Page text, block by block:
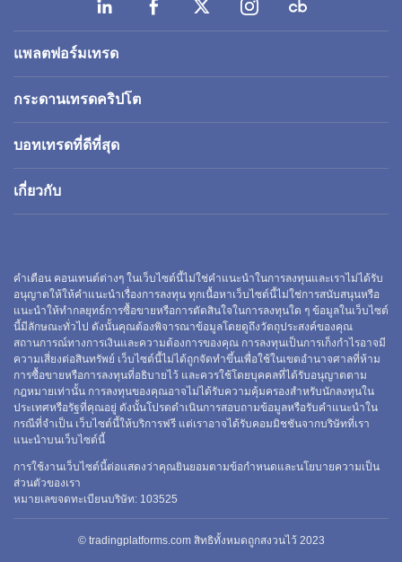
แพลตฟอร์มเทรด
กระดานเทรดคริปโต
บอทเทรดที่ดีที่สุด
เกี่ยวกับ
คำเตือน คอนเทนต์ต่างๆ ในเว็บไซต์นี้ไม่ใช่คำแนะนำในการลงทุนและเราไม่ได้รับ
อนุญาตให้ให้คำแนะนำเรื่องการลงทุน ทุกเนื้อหาเว็บไซต์นี้ไม่ใช่การสนับสนุนหรือ
แนะนำให้ทำกลยุทธ์การซื้อขายหรือการตัดสินใจในการลงทุนใด ๆ ข้อมูลในเว็บไซต์
นี้มีลักษณะทั่วไป ดังนั้นคุณต้องพิจารณาข้อมูลโดยดูถึงวัตถุประสงค์ของคุณ
สถานการณ์ทางการเงินและความต้องการของคุณ การลงทุนเป็นการเก็งกำไรอาจมี
ความเสี่ยงต่อสินทรัพย์ เว็บไซต์นี้ไม่ได้ถูกจัดทำขึ้นเพื่อใช้ในเขตอำนาจศาลที่ห้าม
การซื้อขายหรือการลงทุนที่อธิบายไว้ และควรใช้โดยบุคคลที่ได้รับอนุญาตตาม
กฎหมายเท่านั้น การลงทุนของคุณอาจไม่ได้รับความคุ้มครองสำหรับนักลงทุนใน
ประเทศหรือรัฐที่คุณอยู่ ดังนั้นโปรดดำเนินการสอบถามข้อมูลหรือรับคำแนะนำใน
กรณีที่จำเป็น เว็บไซต์นี้ให้บริการฟรี แต่เราอาจได้รับคอมมิชชันจากบริษัทที่เรา
แนะนำบนเว็บไซต์นี้
การใช้งานเว็บไซต์นี้ต่อแสดงว่าคุณยินยอมตามข้อกำหนดและนโยบายความเป็น
ส่วนตัวของเรา
หมายเลขจดทะเบียนบริษัท: 103525
© tradingplatforms.com สิทธิทั้งหมดถูกสงวนไว้ 2023